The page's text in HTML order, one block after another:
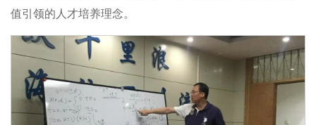
值引领的人才培养理念。